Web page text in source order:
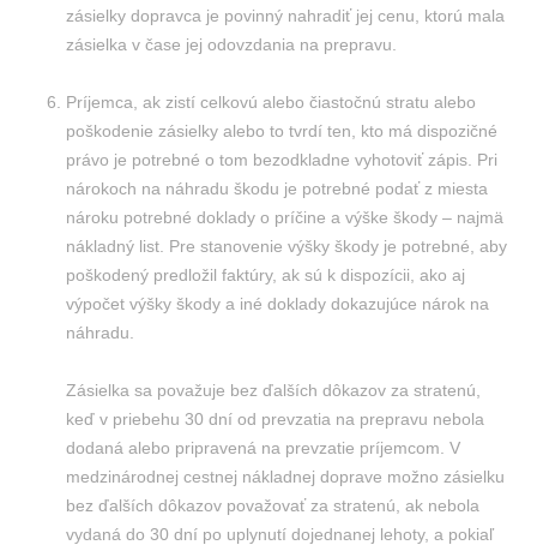
zásielky dopravca je povinný nahradiť jej cenu, ktorú mala
zásielka v čase jej odovzdania na prepravu.
Príjemca, ak zistí celkovú alebo čiastočnú stratu alebo
poškodenie zásielky alebo to tvrdí ten, kto má dispozičné
právo je potrebné o tom bezodkladne vyhotoviť zápis. Pri
nárokoch na náhradu škodu je potrebné podať z miesta
nároku potrebné doklady o príčine a výške škody – najmä
nákladný list. Pre stanovenie výšky škody je potrebné, aby
poškodený predložil faktúry, ak sú k dispozícii, ako aj
výpočet výšky škody a iné doklady dokazujúce nárok na
náhradu.
Zásielka sa považuje bez ďalších dôkazov za stratenú,
keď v priebehu 30 dní od prevzatia na prepravu nebola
dodaná alebo pripravená na prevzatie príjemcom. V
medzinárodnej cestnej nákladnej doprave možno zásielku
bez ďalších dôkazov považovať za stratenú, ak nebola
vydaná do 30 dní po uplynutí dojednanej lehoty, a pokiaľ